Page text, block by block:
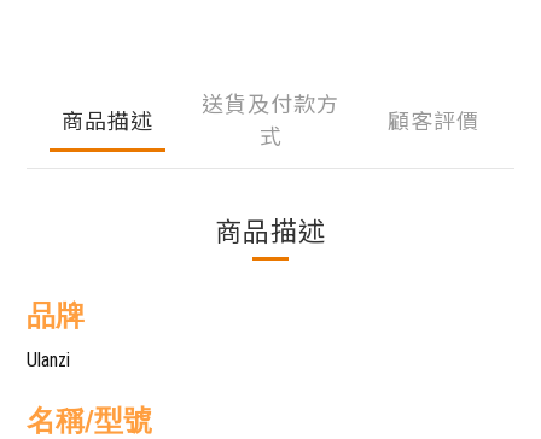
商品描述
送貨及付款方
式
顧客評價
商品描述
品牌
Ulanzi
名稱/型號